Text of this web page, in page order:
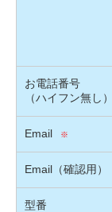
お電話番号
（ハイフン無し）
Email
Email（確認用）
型番